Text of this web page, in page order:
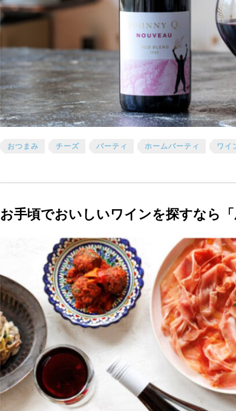
おつまみ チーズ パーティ ホームパーティ ワイ
お手頃でおいしいワインを探すなら